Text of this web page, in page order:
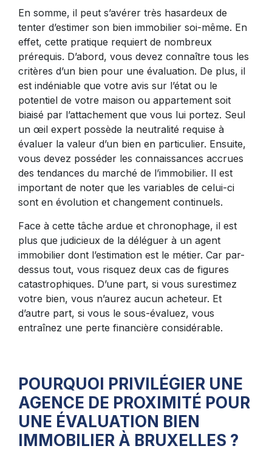
En somme, il peut s’avérer très hasardeux de
tenter d’estimer son bien immobilier soi-même. En
effet, cette pratique requiert de nombreux
prérequis. D’abord, vous devez connaître tous les
critères d’un bien pour une évaluation. De plus, il
est indéniable que votre avis sur l’état ou le
potentiel de votre maison ou appartement soit
biaisé par l’attachement que vous lui portez. Seul
un œil expert possède la neutralité requise à
évaluer la valeur d’un bien en particulier. Ensuite,
vous devez posséder les connaissances accrues
des tendances du marché de l’immobilier. Il est
important de noter que les variables de celui-ci
sont en évolution et changement continuels.
Face à cette tâche ardue et chronophage, il est
plus que judicieux de la déléguer à un agent
immobilier dont l’estimation est le métier. Car par-
dessus tout, vous risquez deux cas de figures
catastrophiques. D’une part, si vous surestimez
votre bien, vous n’aurez aucun acheteur. Et
d’autre part, si vous le sous-évaluez, vous
entraînez une perte financière considérable.
POURQUOI PRIVILÉGIER UNE
AGENCE DE PROXIMITÉ POUR
UNE ÉVALUATION BIEN
IMMOBILIER À BRUXELLES ?